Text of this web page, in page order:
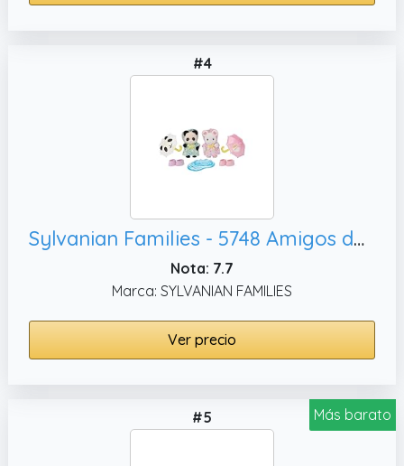
#4
Sylvanian Families - 5748 Amigos de la Guardería - día de Lluvia Casa de muñecas
Nota: 7.7
Marca: SYLVANIAN FAMILIES
Ver precio
Más barato
#5